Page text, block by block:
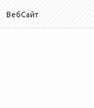
ВебСайт